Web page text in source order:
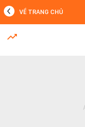
MỚI NHẤT
VỀ TRANG CHỦ